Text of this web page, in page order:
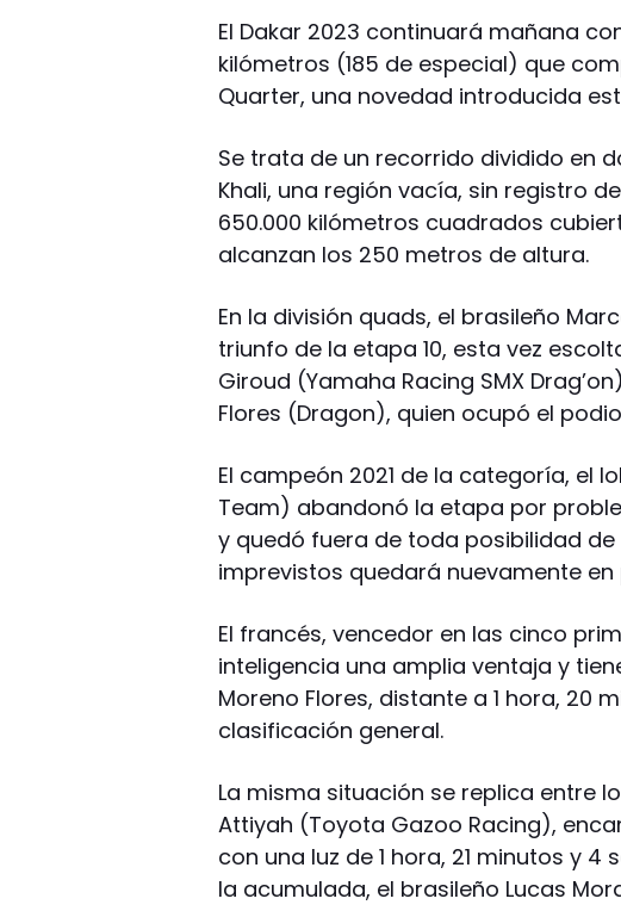
El Dakar 2023 continuará mañana
kilómetros (185 de especial) que
Quarter, una novedad introducida
Se trata de un recorrido dividido en
Khali, una región vacía, sin registro
650.000 kilómetros cuadrados
alcanzan los 250 metros de altura.
En la división quads, el brasileño
triunfo de la etapa 10, esta vez
Giroud (Yamaha Racing SMX
Flores (Dragon), quien ocupó el
El campeón 2021 de la categoría, el
Team) abandonó la etapa por
y quedó fuera de toda posibilidad
imprevistos quedará nuevamente en
El francés, vencedor en las cinco
inteligencia una amplia ventaja y
Moreno Flores, distante a 1 hora, 20
clasificación general.
La misma situación se replica entre
Attiyah (Toyota Gazoo Racing),
con una luz de 1 hora, 21 minutos y
la acumulada, el brasileño Lucas